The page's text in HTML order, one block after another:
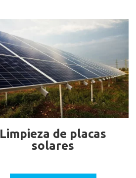
Limpieza de placas
solares